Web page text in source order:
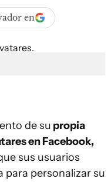
en
de su propia
en Facebook,
sus usuarios
personalizar su